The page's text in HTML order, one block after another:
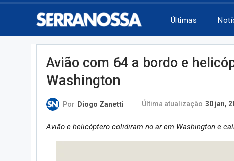
Últimas
Avião com 64 a bordo e
Washington
Por Diogo Zanetti Última atualização 30 jan,
Avião e helicóptero colidiram no ar em Washington e